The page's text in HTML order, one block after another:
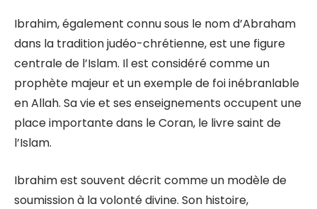
Ibrahim, également connu sous le nom d’Abraham
dans la tradition judéo-chrétienne, est une figure
centrale de l’Islam. Il est considéré comme un
prophète majeur et un exemple de foi inébranlable
en Allah. Sa vie et ses enseignements occupent une
place importante dans le Coran, le livre saint de
l’Islam.
Ibrahim est souvent décrit comme un modèle de
soumission à la volonté divine. Son histoire,